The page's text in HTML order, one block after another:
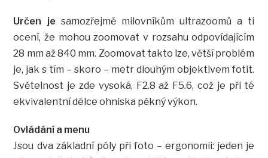
Určen je samozřejmě milovníkům ultrazoomů a ti
ocení, že mohou zoomovat v rozsahu odpovídajícím
28 mm až 840 mm. Zoomovat takto lze, větší problém
je, jak s tím – skoro – metr dlouhým objektivem fotit.
Světelnost je zde vysoká, F2.8 až F5.6, což je při té
ekvivalentní délce ohniska pěkný výkon.
Ovládání a menu
Jsou dva základní póly při foto – ergonomii: jeden je